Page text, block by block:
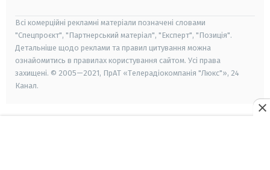
Всі комерційні рекламні матеріали позначені словами
"Спецпроєкт", "Партнерський матеріал", "Експерт", "Позиція".
Детальніше щодо реклами та правил цитування можна
ознайомитись в правилах користування сайтом. Усі права
захищені. © 2005—2021, ПрАТ «Телерадіокомпанія "Люкс"», 24
Канал.